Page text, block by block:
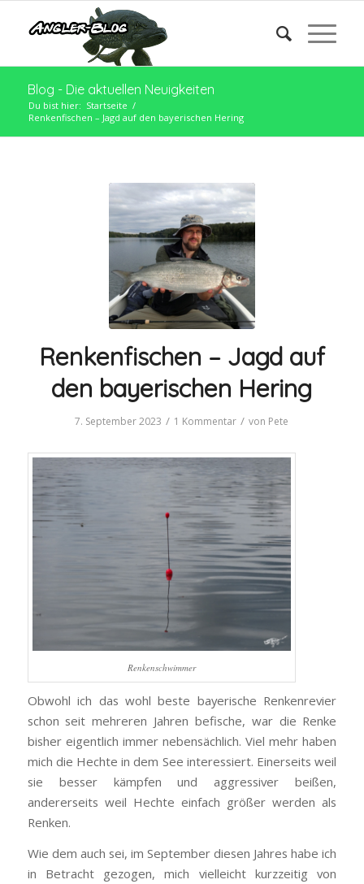
Blog - Die aktuellen Neuigkeiten
Du bist hier: Startseite /
Renkenfischen – Jagd auf den bayerischen Hering
Renkenfischen – Jagd auf
den bayerischen Hering
7. September 2023 / 1 Kommentar / von Pete
Renkenschwimmer
Obwohl ich das wohl beste bayerische Renkenrevier
schon seit mehreren Jahren befische, war die Renke
bisher eigentlich immer nebensächlich. Viel mehr haben
mich die Hechte in dem See interessiert. Einerseits weil
sie besser kämpfen und aggressiver beißen,
andererseits weil Hechte einfach größer werden als
Renken.
Wie dem auch sei, im September diesen Jahres habe ich
in Betracht gezogen, mich vielleicht kurzzeitig von